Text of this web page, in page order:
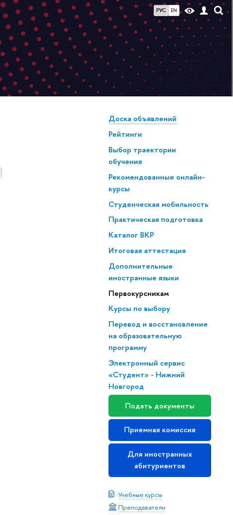
РУС EN
Доска объявлений
Рейтинги
Выбор траектории
обучения
Рекомендованные онлайн-
курсы
Студенческая мобильность
Практическая подготовка
Каталог ВКР
Итоговая аттестация
Дополнительные
иностранные языки
Первокурсникам
Курсы по выбору
Перевод и восстановление
на образовательную
программу
Электронный сервис
«Студент» - Нижний
Новгород
Подать документы
Приемная комиссия
Для иностранных
абитуриентов
Учебные курсы
Преподаватели